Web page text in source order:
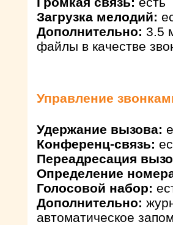
Загрузка мелодий:
Дополнительно: 3.5
файлы в качестве
Управление
Удержание вызова:
Конференц-связь:
Переадресация
Определение
Голосовой набор:
Дополнительно:
автоматическое